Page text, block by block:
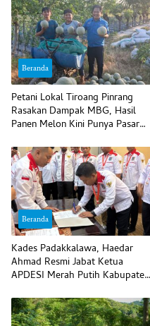
Beranda
Petani Lokal Tiroang Pinrang
Rasakan Dampak MBG, Hasil
Panen Melon Kini Punya Pasar
Beranda
Kades Padakkalawa, Haedar
Ahmad Resmi Jabat Ketua
APDESI Merah Putih Kabupaten